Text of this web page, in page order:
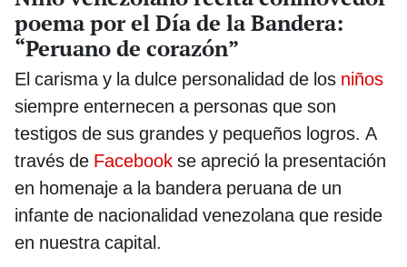
poema por el Día de la Bandera:
“Peruano de corazón”
El carisma y la dulce personalidad de los niños
siempre enternecen a personas que son
testigos de sus grandes y pequeños logros. A
través de Facebook se apreció la presentación
en homenaje a la bandera peruana de un
infante de nacionalidad venezolana que reside
en nuestra capital.